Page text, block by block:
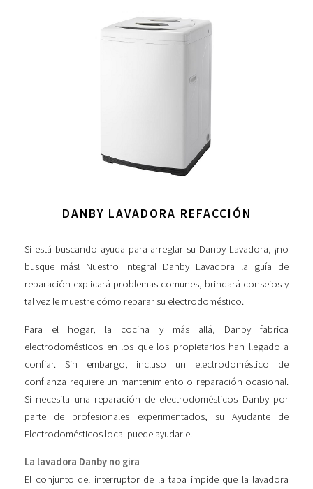
DANBY LAVADORA REFACCIÓN
Si está buscando ayuda para arreglar su Danby Lavadora, ¡no
busque más! Nuestro integral Danby Lavadora la guía de
reparación explicará problemas comunes, brindará consejos y
tal vez le muestre cómo reparar su electrodoméstico.
Para el hogar, la cocina y más allá, Danby fabrica
electrodomésticos en los que los propietarios han llegado a
confiar. Sin embargo, incluso un electrodoméstico de
confianza requiere un mantenimiento o reparación ocasional.
Si necesita una reparación de electrodomésticos Danby por
parte de profesionales experimentados, su Ayudante de
Electrodomésticos local puede ayudarle.
La lavadora Danby no gira
El conjunto del interruptor de la tapa impide que la lavadora